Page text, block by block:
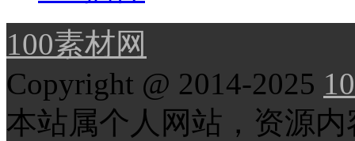
100素材网
Copyright @ 2014-2025
本站属个人网站，资源